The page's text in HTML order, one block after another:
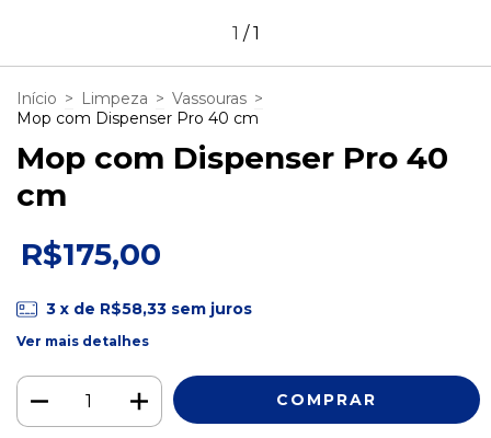
1 /1
Início > Limpeza > Vassouras >
Mop com Dispenser Pro 40 cm
Mop com Dispenser Pro 40
cm
R$175,00
3 x de R$58,33 sem juros
Ver mais detalhes